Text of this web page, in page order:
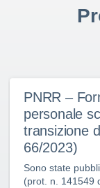
PNRR –
personale
transizione
66/2023)
Sono state
(prot. n. 141549